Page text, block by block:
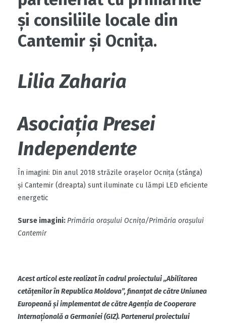
și consiliile locale din
Cantemir și Ocnița.
Lilia Zaharia
Asociația Presei
Independente
În imagini: Din anul 2018 străzile orașelor Ocnița (stânga)
și Cantemir (dreapta) sunt iluminate cu lămpi LED eficiente
energetic
Surse imagini: Primăria orașului Ocnița/Primăria orașului
Cantemir
Acest articol este realizat în cadrul proiectului „Abilitarea
cetățenilor în Republica Moldova”, finanțat de către Uniunea
Europeană și implementat de către Agenția de Cooperare
Internațională a Germaniei (GIZ). Partenerul proiectului